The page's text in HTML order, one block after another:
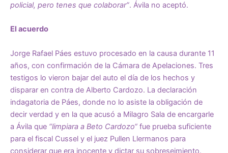
policial, pero tenes que colaborar”. Ávila no aceptó.
El acuerdo
Jorge Rafael Páes estuvo procesado en la causa durante 11
años, con confirmación de la Cámara de Apelaciones. Tres
testigos lo vieron bajar del auto el día de los hechos y
disparar en contra de Alberto Cardozo. La declaración
indagatoria de Páes, donde no lo asiste la obligación de
decir verdad y en la que acusó a Milagro Sala de encargarle
a Ávila que “limpiara a Beto Cardozo“ fue prueba suficiente
para el fiscal Cussel y el juez Pullen Llermanos para
considerar que era inocente y dictar su sobreseimiento.